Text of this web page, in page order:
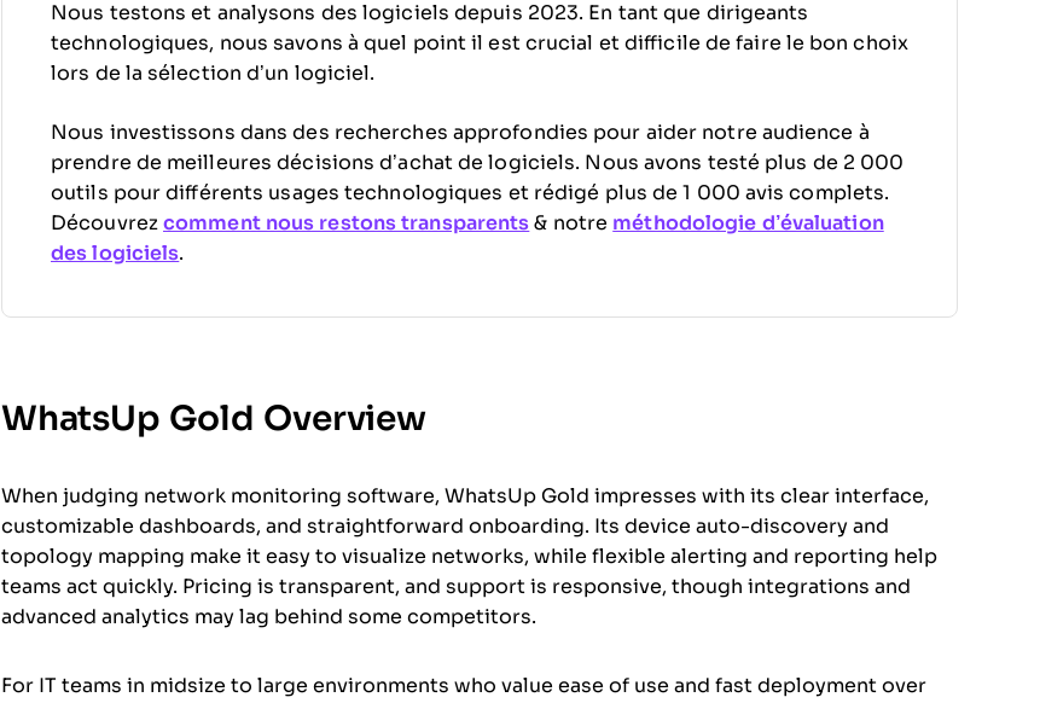
Nous testons et analysons des logiciels depuis 2023. En tant que dirigeants
technologiques, nous savons à quel point il est crucial et difficile de faire le bon choix
lors de la sélection d’un logiciel.
Nous investissons dans des recherches approfondies pour aider notre audience à
prendre de meilleures décisions d’achat de logiciels. Nous avons testé plus de 2 000
outils pour différents usages technologiques et rédigé plus de 1 000 avis complets.
Découvrez comment nous restons transparents & notre méthodologie d’évaluation
des logiciels.
WhatsUp Gold Overview
When judging network monitoring software, WhatsUp Gold impresses with its clear interface,
customizable dashboards, and straightforward onboarding. Its device auto-discovery and
topology mapping make it easy to visualize networks, while flexible alerting and reporting help
teams act quickly. Pricing is transparent, and support is responsive, though integrations and
advanced analytics may lag behind some competitors.
For IT teams in midsize to large environments who value ease of use and fast deployment over